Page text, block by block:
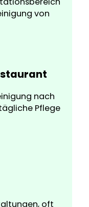
von
nach
Pflege
oft